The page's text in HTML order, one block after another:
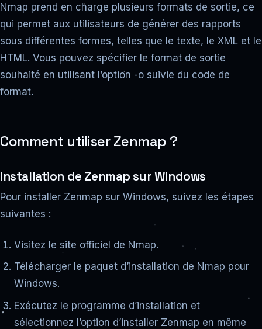
Nmap prend en charge plusieurs formats de sortie, ce
qui permet aux utilisateurs de générer des rapports
sous différentes formes, telles que le texte, le XML et le
HTML. Vous pouvez spécifier le format de sortie
souhaité en utilisant l’option -o suivie du code de
format.
Comment utiliser Zenmap ?
Installation de Zenmap sur Windows
Pour installer Zenmap sur Windows, suivez les étapes
suivantes :
Visitez le site officiel de Nmap.
Télécharger le paquet d’installation de Nmap pour
Windows.
Exécutez le programme d’installation et
sélectionnez l’option d’installer Zenmap en même